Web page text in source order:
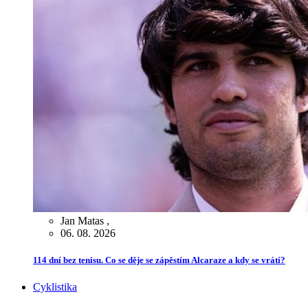
Jan Matas ,
06. 08. 2026
114 dní bez tenisu. Co se děje se zápěstím Alcaraze a kdy se vrátí?
Cyklistika